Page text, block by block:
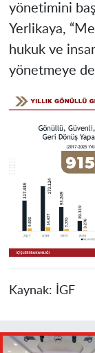
yönetimini
Yerlikaya,
hukuk ve
yönetmeye
Kaynak: İGF